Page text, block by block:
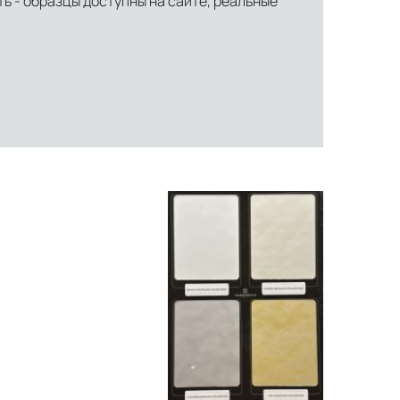
страхование для критичных партий товара.